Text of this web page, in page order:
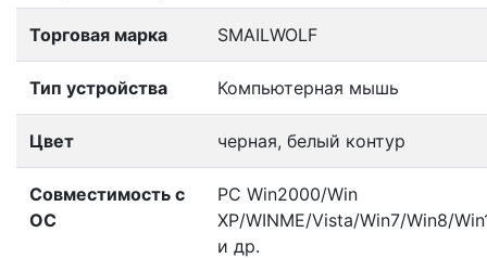
Торговая марка SMAILWOLF
Тип устройства Компьютерная мышь
Цвет черная, белый контур
Совместимость с
ОС
PC Win2000/Win
XP/WINME/Vista/Win7/Win8/
и др.